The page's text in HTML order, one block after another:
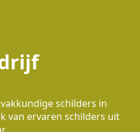
schilders in
van ervaren schilders uit